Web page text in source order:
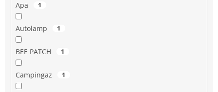
Apa 1
Autolamp 1
BEE PATCH 1
Campingaz 1